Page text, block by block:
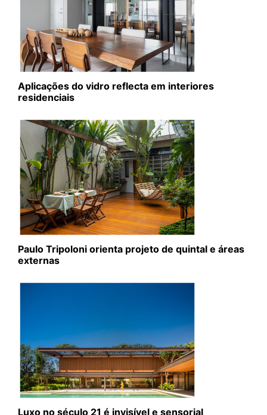
Aplicações do vidro reflecta em interiores
residenciais
Paulo Tripoloni orienta projeto de quintal e áreas
externas
Luxo no século 21 é invisível e sensorial